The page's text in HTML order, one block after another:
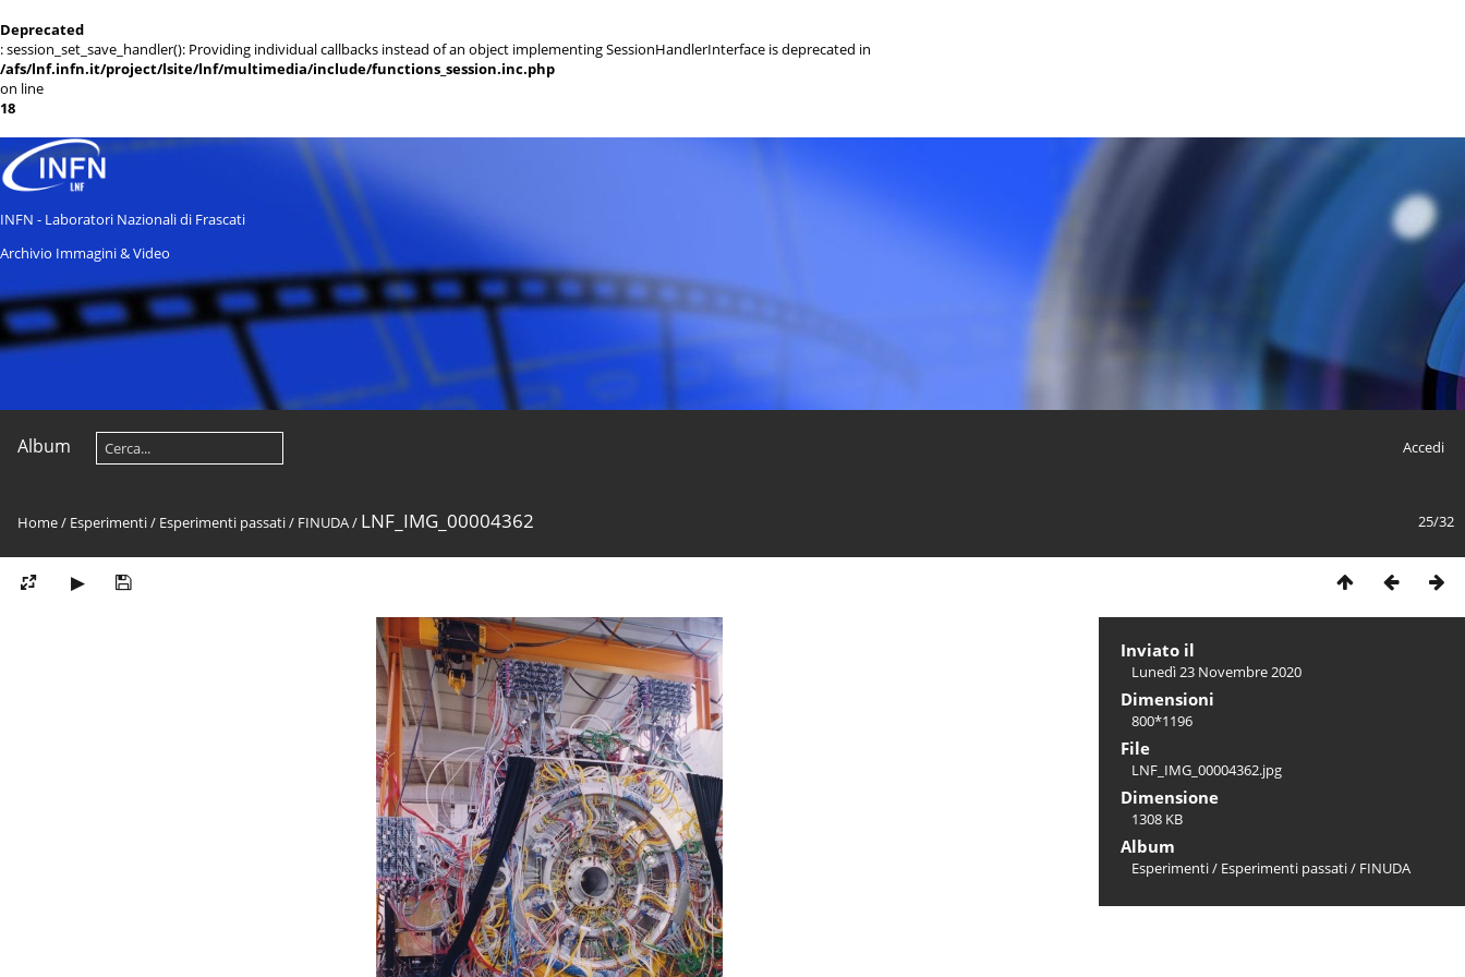
Deprecated
: session_set_save_handler(): Providing individual callbacks instead of an object implementing SessionHandlerInterface is deprecated in
/afs/lnf.infn.it/project/lsite/lnf/multimedia/include/functions_session.inc.php
on line
18
INFN - Laboratori Nazionali di Frascati
Archivio Immagini & Video
Album Accedi
25/32
Home/ Esperimenti/ Esperimenti passati/ FINUDA/ LNF_IMG_00004362
Inviato il
Lunedì 23 Novembre 2020
Dimensioni
800*1196
File
LNF_IMG_00004362.jpg
Dimensione
1308 KB
Album
Esperimenti/ Esperimenti passati/ FINUDA